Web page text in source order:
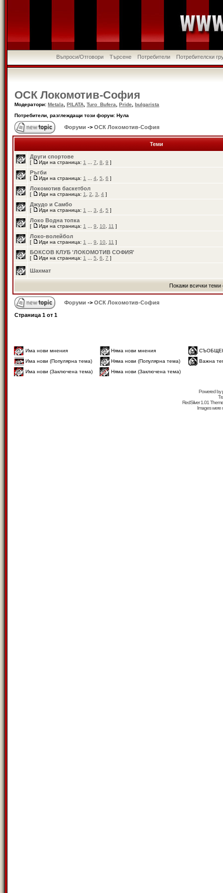
Въпроси/Отговори Търсене Потребители Потребителски
ОСК Локомотив-София
Модератори: Metala PILATA Turo_Bufera Pride
bulgarista
Потребители, разглеждащи този форум: Нула
Форуми -> ОСК Локомотив-София
Теми
Други спортове
[ Иди на страница: 1 7 8 9 ]
Ръгби
[ Иди на страница: 1 4 5 6 ]
Локомотив баскетбол
[ Иди на страница: 1 2 3 4 ]
Джудо и Самбо
[ Иди на страница: 1 3 4 5 ]
Локо Водна топка
[ Иди на страница: 1 9 10 11 ]
Локо-волейбол
[ Иди на страница: 1 9 10 11 ]
БОКСОВ КЛУБ 'ЛОКОМОТИВ СОФИЯ'
[ Иди на страница: 1 5 6 7 ]
Шахмат
Покажи всички теми
Форуми -> ОСК Локомотив-София
Страница 1 от 1
Има нови мнения Няма нови мнения
Има нови (Популярна тема)
Няма нови (Популярна тема)
Важна
Има нови (Заключена тема)
Няма нови (Заключена тема)
Powered by
RedSilver 1.01
Images were